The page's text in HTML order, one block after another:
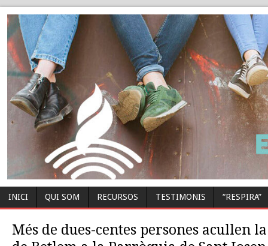
INICI QUI SOM RECURSOS TESTIMONIS “RESPIRA”
Més de dues-centes persones acullen